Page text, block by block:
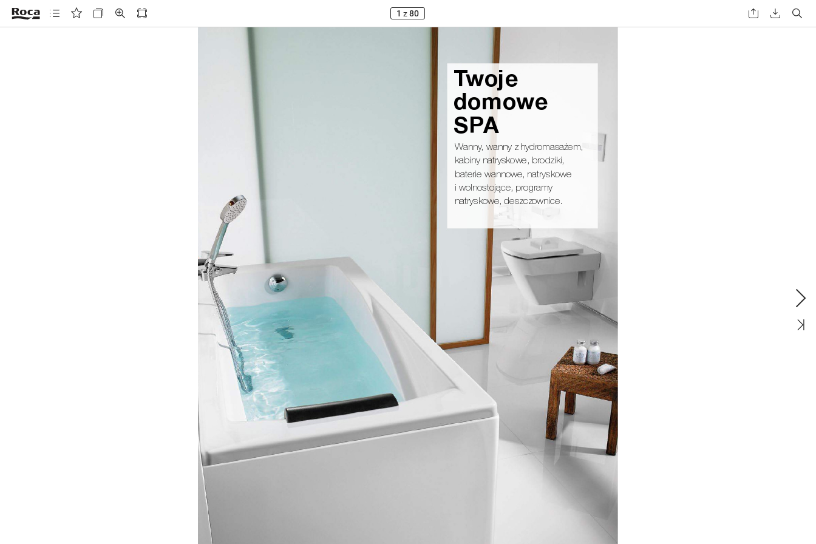
1 z 80
Wanny, wanny z hydromasażem,
kabiny natryskowe, brodziki,
baterie wannowe, natryskowe
i wolnostojące, programy
natryskowe, deszczownice.
Twoje
d omowe
S PA